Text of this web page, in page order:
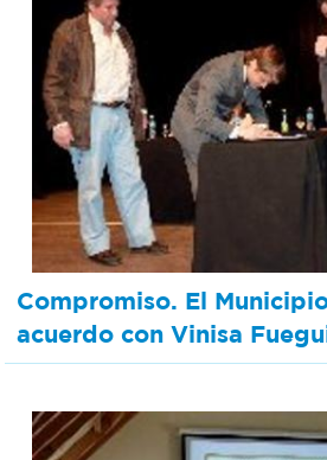
Compromiso. El
acuerdo con Vinisa